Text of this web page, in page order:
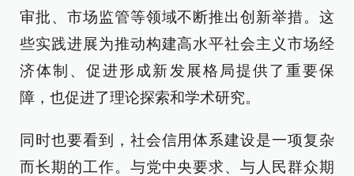
审批、市场监管等领域不断推出创新举措。这
些实践进展为推动构建高水平社会主义市场经
济体制、促进形成新发展格局提供了重要保
障，也促进了理论探索和学术研究。
同时也要看到，社会信用体系建设是一项复杂
而长期的工作。与党中央要求、与人民群众期